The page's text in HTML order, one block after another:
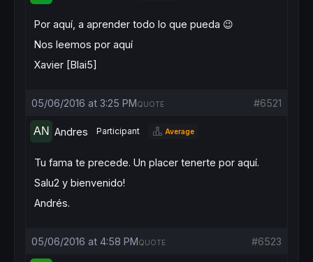
Por aquí, a aprender todo lo que pueda 😉
Nos leemos por aquí
Xavier [Blai5]
05/06/2016 at 3:25 PM #6521
QUOTE
Andres Participant Average
Tu fama te precede. Un placer tenerte por aquí.
Salu2 y bienvenido!
Andrés.
05/06/2016 at 4:58 PM #6523
QUOTE